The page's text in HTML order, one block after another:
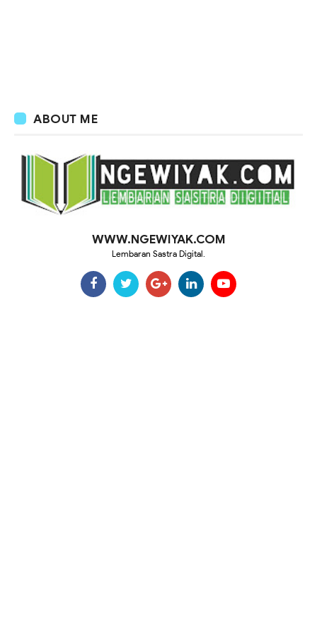
ABOUT ME
WWW.NGEWIYAK.COM
Lembaran Sastra Digital.